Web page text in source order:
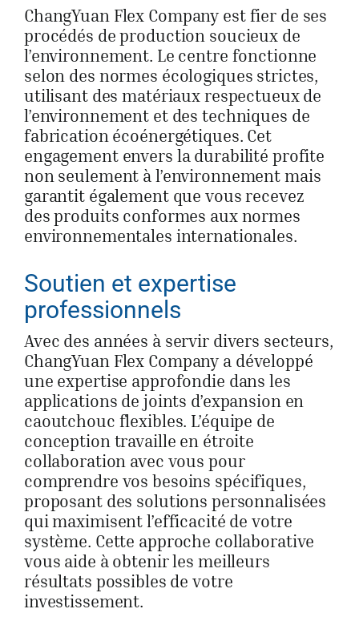
ChangYuan Flex Company est fier de ses
procédés de production soucieux de
l’environnement. Le centre fonctionne
selon des normes écologiques strictes,
utilisant des matériaux respectueux de
l’environnement et des techniques de
fabrication écoénergétiques. Cet
engagement envers la durabilité profite
non seulement à l’environnement mais
garantit également que vous recevez
des produits conformes aux normes
environnementales internationales.
Soutien et expertise
professionnels
Avec des années à servir divers secteurs,
ChangYuan Flex Company a développé
une expertise approfondie dans les
applications de joints d’expansion en
caoutchouc flexibles. L’équipe de
conception travaille en étroite
collaboration avec vous pour
comprendre vos besoins spécifiques,
proposant des solutions personnalisées
qui maximisent l’efficacité de votre
système. Cette approche collaborative
vous aide à obtenir les meilleurs
résultats possibles de votre
investissement.